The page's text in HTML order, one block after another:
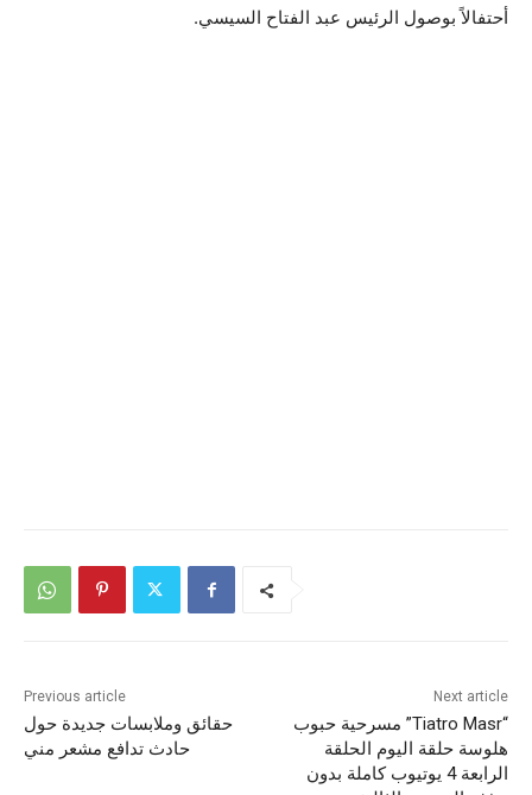
أحتفالاً بوصول الرئيس عبد الفتاح السيسي.
Previous article
حقائق وملابسات جديدة حول
حادث تدافع مشعر مني
Next article
“Tiatro Masr” مسرحية حبوب
هلوسة حلقة اليوم الحلقة
الرابعة 4 يوتيوب كاملة بدون